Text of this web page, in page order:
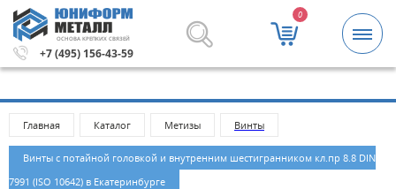
ОСНОВА КРЕПКИХ СВЯЗЕЙ
+7 (495) 156-43-59
0
Метизы и крепежные изделия оптом.
Главная Каталог Метизы Винты
Винты с потайной головкой и внутренним шестигранником кл.пр 8.8 DIN
7991 (ISO 10642) в Екатеринбурге